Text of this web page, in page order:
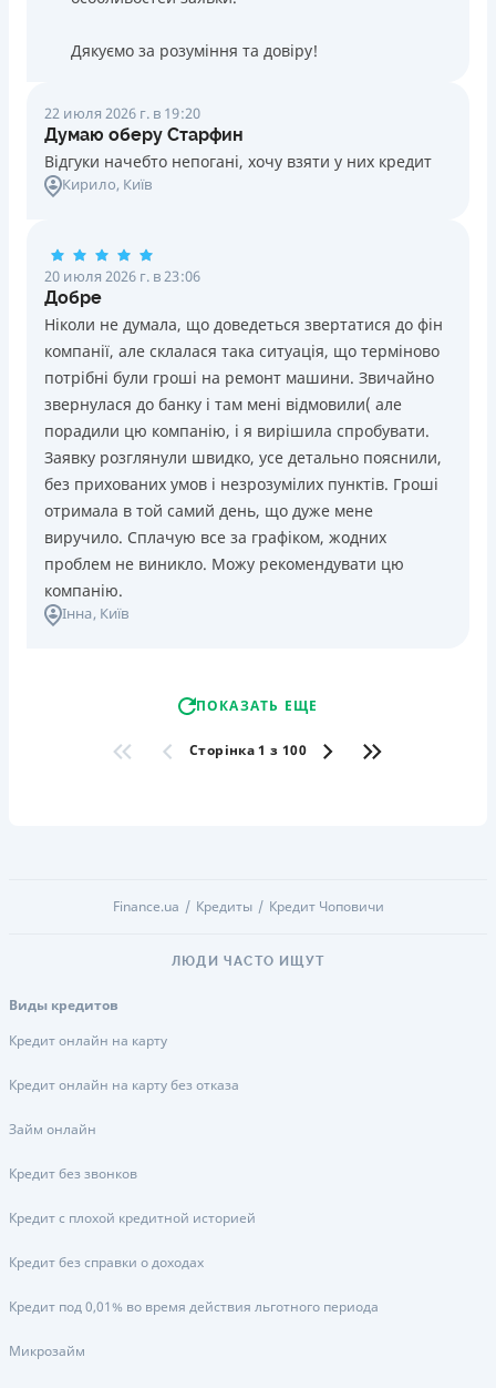
Дякуємо за розуміння та довіру!
22 июля 2026 г. в 19:20
Думаю оберу Старфин
Відгуки начебто непогані, хочу взяти у них кредит
Кирило, Київ
20 июля 2026 г. в 23:06
Добре
Ніколи не думала, що доведеться звертатися до фін
компанії, але склалася така ситуація, що терміново
потрібні були гроші на ремонт машини. Звичайно
звернулася до банку і там мені відмовили( але
порадили цю компанію, і я вирішила спробувати.
Заявку розглянули швидко, усе детально пояснили,
без прихованих умов і незрозумілих пунктів. Гроші
отримала в той самий день, що дуже мене
виручило. Сплачую все за графіком, жодних
проблем не виникло. Можу рекомендувати цю
компанію.
Інна, Київ
ПОКАЗАТЬ ЕЩЕ
Сторінка 1 з 100
Finance.ua Кредиты Кредит Чоповичи
ЛЮДИ ЧАСТО ИЩУТ
Виды кредитов
Кредит онлайн на карту
Кредит онлайн на карту без отказа
Займ онлайн
Кредит без звонков
Кредит с плохой кредитной историей
Кредит без справки о доходах
Кредит под 0,01% во время действия льготного периода
Микрозайм